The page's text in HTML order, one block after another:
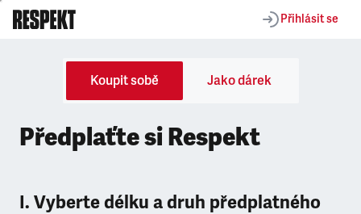
Přihlásit se
Koupit sobě Jako dárek
Předplaťte si Respekt
I. Vyberte délku a druh předplatného